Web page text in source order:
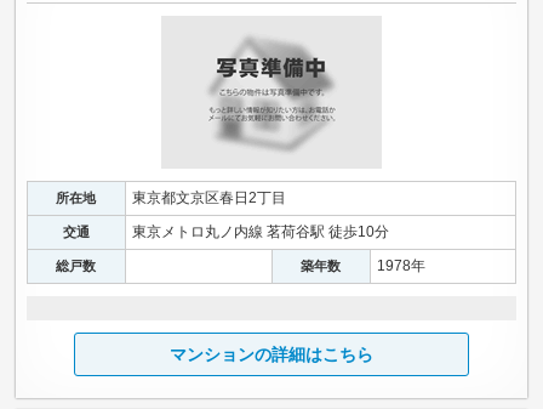
所在地 東京都文京区春日2丁目
交通 東京メトロ丸ノ内線 茗荷谷駅 徒歩10分
総戸数 築年数 1978年
マンションの詳細はこちら